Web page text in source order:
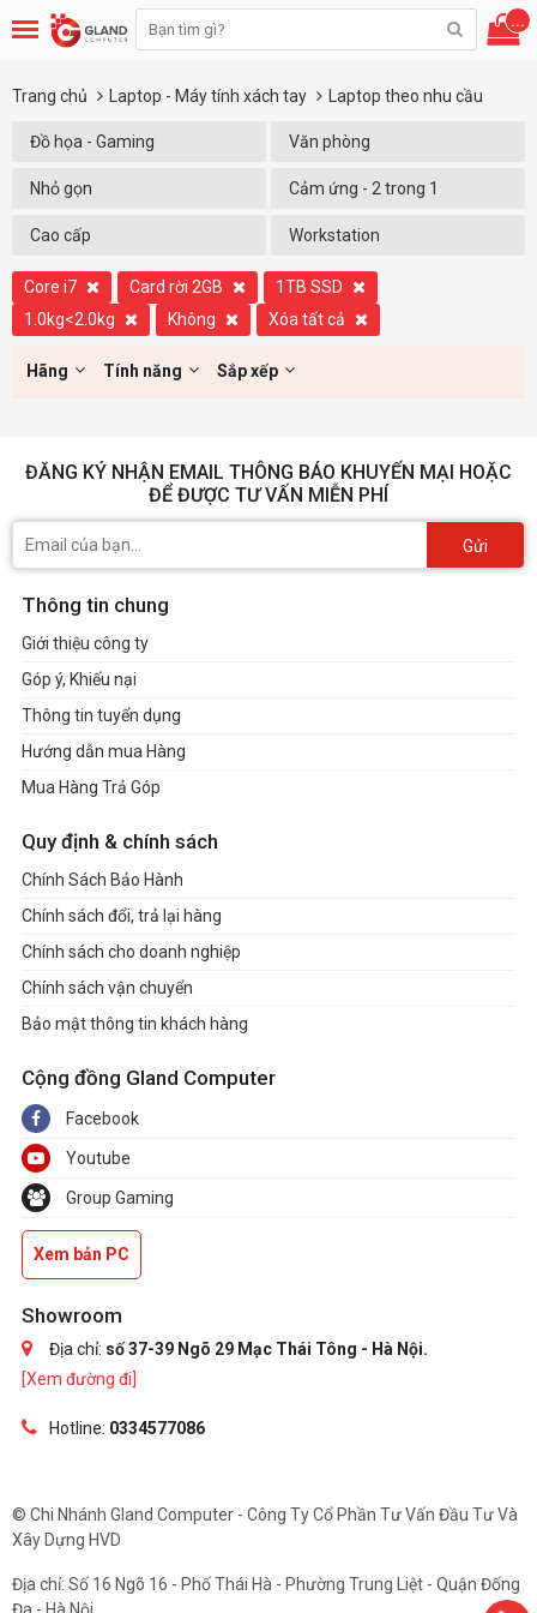
...
Trang chủ Laptop - Máy tính xách tay Laptop theo nhu cầu
Đồ họa - Gaming Văn phòng
Nhỏ gọn Cảm ứng - 2 trong 1
Cao cấp Workstation
Core i7 Card rời 2GB
1TB SSD
1.0kg<2.0kg
Không Xóa tất cả
Hãng Tính năng Sắp xếp
ĐĂNG KÝ NHẬN EMAIL THÔNG BÁO KHUYẾN MẠI HOẶC
ĐỂ ĐƯỢC TƯ VẤN MIỄN PHÍ
Gửi
Thông tin chung
Giới thiệu công ty
Góp ý, Khiếu nại
Thông tin tuyển dụng
Hướng dẫn mua Hàng
Mua Hàng Trả Góp
Quy định & chính sách
Chính Sách Bảo Hành
Chính sách đổi, trả lại hàng
Chính sách cho doanh nghiệp
Chính sách vận chuyển
Bảo mật thông tin khách hàng
Cộng đồng Gland Computer
Facebook
Youtube
Group Gaming
Xem bản PC
Showroom
Địa chỉ: số 37-39 Ngõ 29 Mạc Thái Tông - Hà Nội.
[Xem đường đi]
Hotline: 0334577086
© Chi Nhánh Gland Computer - Công Ty Cổ Phần Tư Vấn Đầu Tư Và
Xây Dựng HVD
Địa chỉ: Số 16 Ngõ 16 - Phố Thái Hà - Phường Trung Liệt - Quận Đống